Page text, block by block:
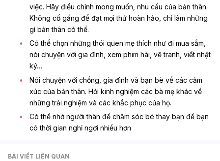
việc. Hãy điều chỉnh mong muốn, nhu cầu của bản thân.
Không cố gắng để đạt mọi thứ hoàn hảo, chỉ làm những
gì bản thân có thể.
Có thể chọn những thói quen mẹ thích như đi mua sắm,
nói chuyện với gia đình, xem phim hài, vẽ tranh, viết nhật
ký…
Nói chuyện với chồng, gia đình và bạn bè về các cảm
xúc của bản thân. Hỏi kinh nghiệm các bà mẹ khác về
những trải nghiệm và các khắc phục của họ.
Có thể nhờ người thân để chăm sóc bé thay bạn để bạn
có thời gian nghỉ ngơi nhiều hơn
BÀI VIẾT LIÊN QUAN